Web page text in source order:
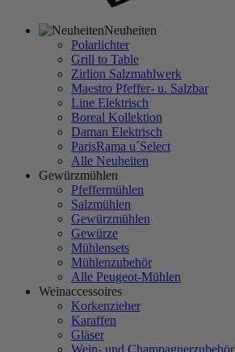
Neuheiten
Polarlichter
Grill to Table
Zirlion Salzmahlwerk
Maestro Pfeffer- u. Salzbar
Line Elektrisch
Boreal Kollektion
Daman Elektrisch
ParisRama u´Select
Alle Neuheiten
Gewürzmühlen
Pfeffermühlen
Salzmühlen
Gewürzmühlen
Gewürze
Mühlensets
Mühlenzubehör
Alle Peugeot-Mühlen
Weinaccessoires
Korkenzieher
Karaffen
Gläser
Wein- und Champagnerzubehör